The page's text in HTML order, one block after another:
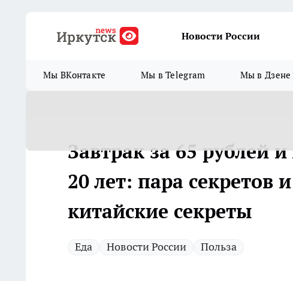
Новости России
Мы ВКонтакте Мы в Telegram Мы в Дзене
Завтрак за 65 рублей
20 лет: пара секретов
китайские секреты
Еда Новости России Польза